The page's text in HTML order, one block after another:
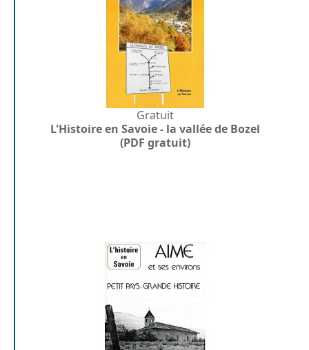
Gratuit
L'Histoire en Savoie - la vallée de Bozel
(PDF gratuit)